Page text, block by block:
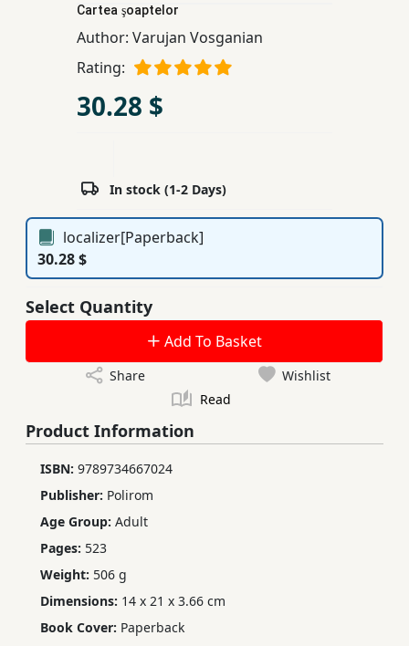
Cartea şoaptelor
Author: Varujan Vosganian
Rating:
30.28 $
In stock (1-2 Days)
localizer[Paperback]
30.28 $
Select Quantity
Add To Basket
Share
Wishlist
Read
Product Information
ISBN: 9789734667024
Publisher: Polirom
Age Group: Adult
Pages: 523
Weight: 506 g
Dimensions: 14 x 21 x 3.66 cm
Book Cover: Paperback